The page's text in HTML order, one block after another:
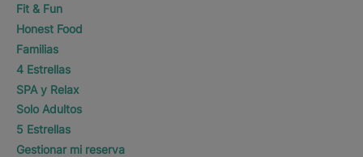
Fit & Fun
Honest Food
Familias
4 Estrellas
SPA y Relax
Solo Adultos
5 Estrellas
Gestionar mi reserva